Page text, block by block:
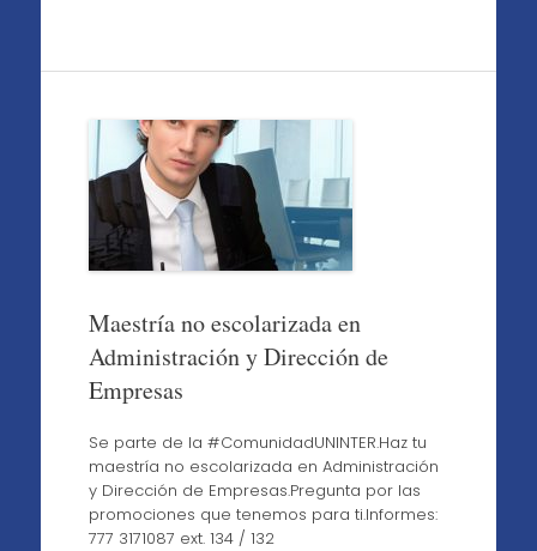
Maestría no escolarizada en
Administración y Dirección de
Empresas
Se parte de la #ComunidadUNINTER.Haz tu
maestría no escolarizada en Administración
y Dirección de Empresas.Pregunta por las
promociones que tenemos para ti.Informes:
777 3171087 ext. 134 / 132